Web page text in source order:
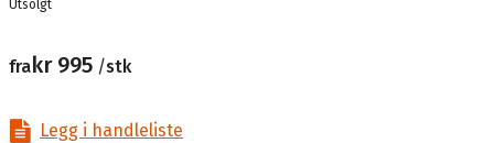
Lager
Utsolgt
frakr 995 /stk
Legg i handleliste